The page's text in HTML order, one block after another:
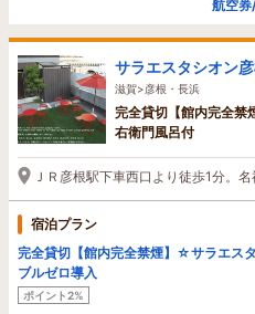
航空
サラエスタシオン
滋賀>彦根・長浜
完全貸切【館内完全
右衛門風呂付
ＪＲ彦根駅下車西口より徒歩1分。
宿泊プラン
完全貸切【館内完全禁煙】☆サラエス
ブルゼロ導入
ポイント2%